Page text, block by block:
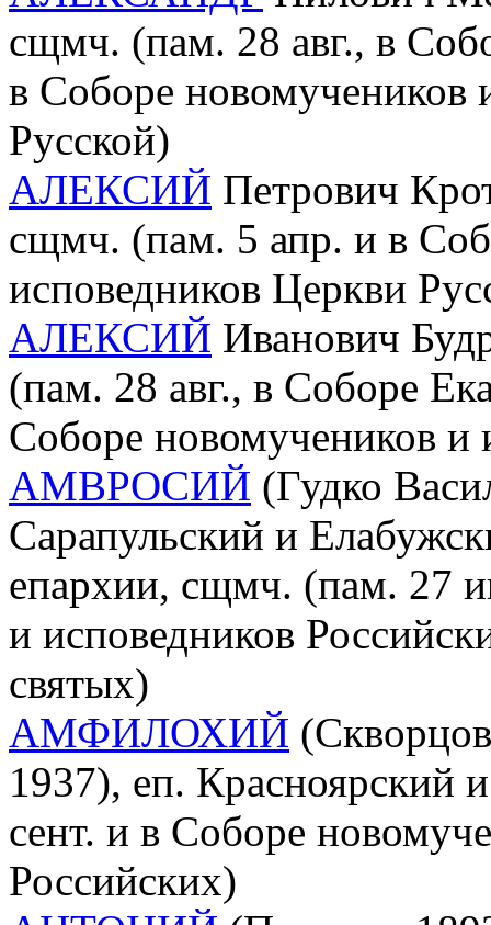
сщмч. (пам. 28 авг., в
в Соборе новомучеников
Русской)
АЛЕКСИЙ Петрович
сщмч. (пам. 5 апр. и в
исповедников Церкви
АЛЕКСИЙ Иванович
(пам. 28 авг., в Соборе
Соборе новомучеников и
АМВРОСИЙ (Гудко
Сарапульский и
епархии, сщмч. (пам. 27
и исповедников
святых)
АМФИЛОХИЙ
1937), еп. Красноярский
сент. и в Соборе
Российских)